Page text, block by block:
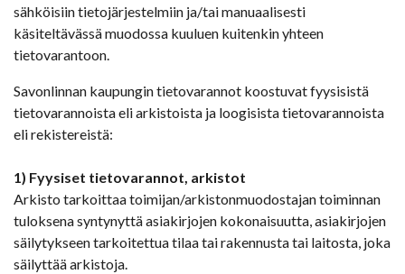
sähköisiin tietojärjestelmiin ja/tai manuaalisesti
käsiteltävässä muodossa kuuluen kuitenkin yhteen
tietovarantoon.
Savonlinnan kaupungin tietovarannot koostuvat fyysisistä
tietovarannoista eli arkistoista ja loogisista tietovarannoista
eli rekistereistä:
1) Fyysiset tietovarannot, arkistot
Arkisto tarkoittaa toimijan/arkistonmuodostajan toiminnan
tuloksena syntynyttä asiakirjojen kokonaisuutta, asiakirjojen
säilytykseen tarkoitettua tilaa tai rakennusta tai laitosta, joka
säilyttää arkistoja.